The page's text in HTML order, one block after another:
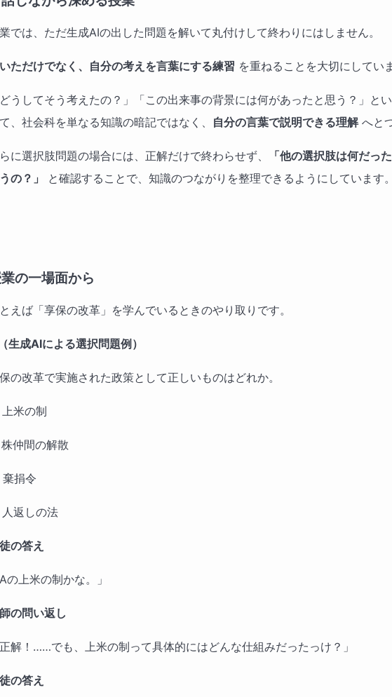
では、ただ生成AIの出した問題を解いて丸付けして終わりにはしません。
ただけでなく、自分の考えを言葉にする練習 を重ねることを大切にしてい
どうしてそう考えたの？」「この出来事の背景には何があったと思う？」と
、社会科を単なる知識の暗記ではなく、 自分の言葉で説明できる理解へと
に選択肢問題の場合には、正解だけで終わらせず、
「他の選択肢は何だっ
の？」
と確認することで、知識のつながりを整理できるようにしています。
の一場面から
えば「享保の改革」を学んでいるときのやり取りです。
生成AIによる選択問題例）
の改革で実施された政策として正しいものはどれか。
米の制
仲間の解散
棄捐令
人返しの法
の答え
Aの上米の制かな。」
の問い返し
正解！……でも、上米の制って具体的にはどんな仕組みだったっけ？」
の答え